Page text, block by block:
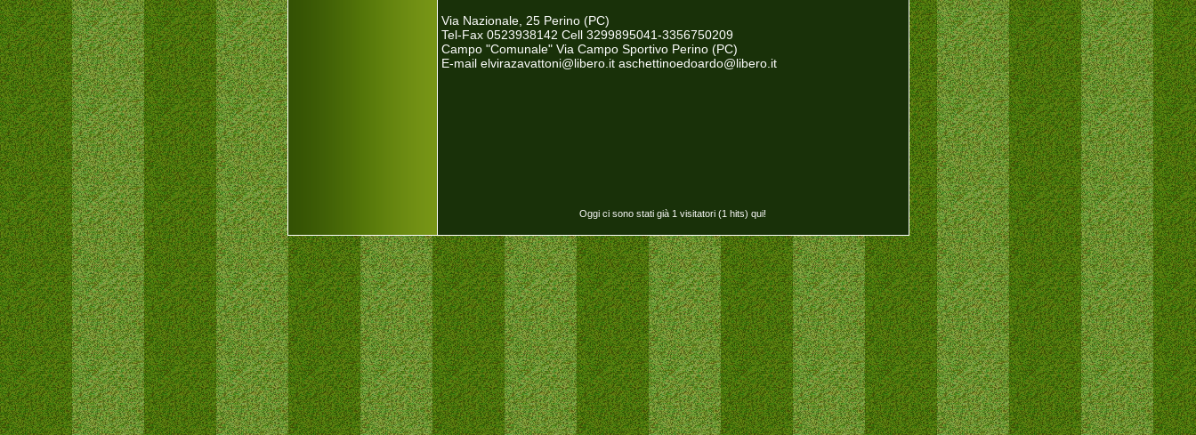
Via Nazionale, 25 Perino (PC)
Tel-Fax 0523938142 Cell 3299895041-3356750209
Campo "Comunale" Via Campo Sportivo Perino (PC)
E-mail elvirazavattoni@libero.it aschettinoedoardo@libero.it
Oggi ci sono stati già 1 visitatori (1 hits) qui!